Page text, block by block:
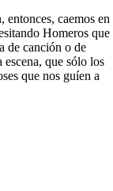
entonces, caemos en
Homeros que
de canción o de
que sólo los
que nos guíen a